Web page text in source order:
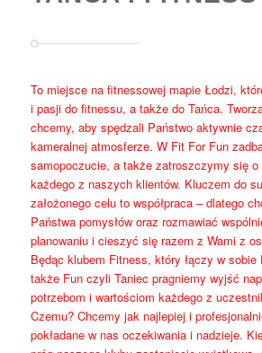
To miejsce na fitnessowej mapie Łodzi,
i pasji do fitnessu, a także do Tańca.
chcemy, aby spędzali Państwo aktywnie
kameralnej atmosferze. W Fit For Fun
samopoczucie, a także zatroszczymy się o
każdego z naszych klientów. Kluczem do
założonego celu to współpraca – dlatego
Państwa pomysłów oraz rozmawiać
planowaniu i cieszyć się razem z Wami z
Będąc klubem Fitness, który łączy w
także Fun czyli Taniec pragniemy wyjść
potrzebom i wartościom każdego z
Czemu? Chcemy jak najlepiej i
pokładane w nas oczekiwania i nadzieje.